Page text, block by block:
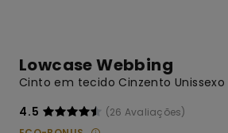
Lowcase Webbing
Cinto em tecido Cinzento Unissexo
4.5
(26 Avaliações)